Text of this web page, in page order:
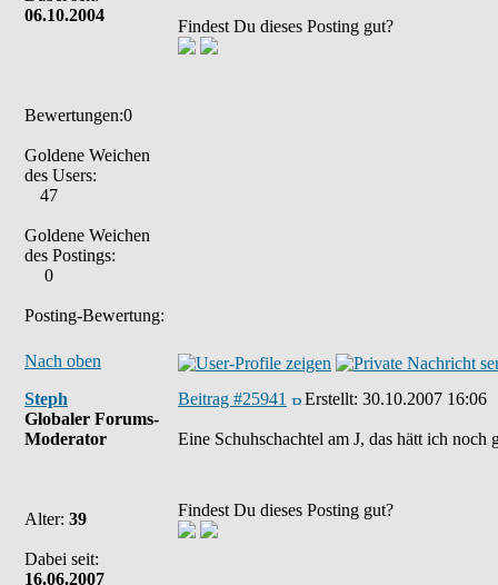
06.10.2004
Bewertungen:0
Goldene Weichen
des Users:
47
Goldene Weichen
des Postings:
0
Posting-Bewertung:
Findest Du dieses Posting gut?
Nach oben
Steph
Globaler Forums-
Moderator
Alter: 39
Dabei seit:
16.06.2007
Beitrag #25941 Erstellt: 30.10.2007 16:06
Eine Schuhschachtel am J, das hätt ich noch
Findest Du dieses Posting gut?